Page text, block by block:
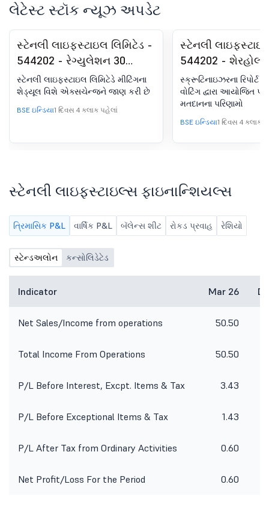
લેટેસ્ટ સ્ટૉક ન્યૂઝ અપડેટ
સ્ટેનલી લાઇફસ્ટાઇલ લિમિટેડ -
544202 - રેગ્યુલેશન 30
(LODR) હેઠળ જાહેરાત -
એનાલિસ્ટ/ઇન્વેસ્ટર મીટિંગ -
સૂચના
સ્ટેનલી લાઇફસ્ટાઇલ લિમિટેડે મીટિંગના
શેડ્યૂલ વિશે એક્સચેન્જને જાણ કરી છે
BSE ઇન્ડિયા1 દિવસ 4 કલાક પહેલાં
સ્ટેનલી
544202 -
પોસ્ટલ બૅલટ-
રિપોર્ટ
સ્ક્રૂટિનાઇઝરના રિપોર્ટ
વોટિંગ દ્વારા આયોજિત
મતદાનના પરિણામો
BSE ઇન્ડિયા1 દિવસ 4 કલાક
સ્ટેનલી લાઇફસ્ટાઇલ્સ ફાઇનાન્શિયલ્સ
ત્રિમાસિક P&L વાર્ષિક P&L બૅલેન્સ શીટ રોકડ પ્રવાહ રેશિયો
સ્ટેન્ડઅલોન કન્સોલિડેટેડ
Indicator Mar 26
Net Sales/Income from operations 50.50
Total Income From Operations 50.50
P/L Before Interest, Excpt. Items & Tax 3.43
P/L Before Exceptional Items & Tax 1.43
P/L After Tax from Ordinary Activities 0.60
Net Profit/Loss For the Period 0.60